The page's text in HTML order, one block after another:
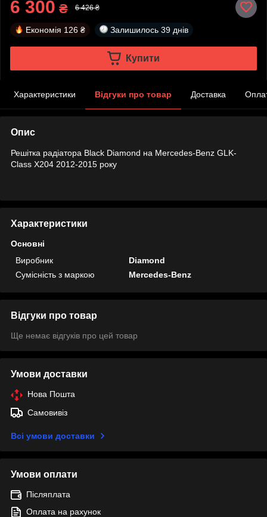
6 300 ₴ 6 426 ₴
Економія 126 ₴ Залишилось 39 днів
Купити
Характеристики Відгуки про товар Доставка
Опис
Решітка радіатора Black Diamond на Mercedes-Benz GLK-
Class X204 2012-2015 року
Характеристики
Основні
Виробник
Diamond
Сумісність з маркою
Mercedes-Benz
Відгуки про товар
Ще немає відгуків про цей товар
Умови доставки
Нова Пошта
Самовивіз
Всі умови доставки
Умови оплати
Післяплата
Оплата на рахунок